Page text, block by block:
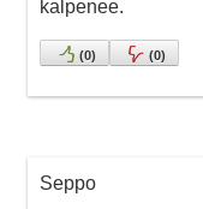
kalpenee.
(0) (0)
Seppo